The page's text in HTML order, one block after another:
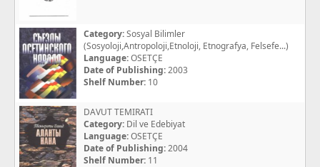
Category:Sosyal Bilimler
(Sosyoloji,Antropoloji,Etnoloji, Etnografya, Felsefe...)
Language:OSETÇE
Date of Publishing:2003
Shelf Number: 10
DAVUT TEMIRATI
Category: Dil ve Edebiyat
Language:OSETÇE
Date of Publishing:2004
Shelf Number: 11